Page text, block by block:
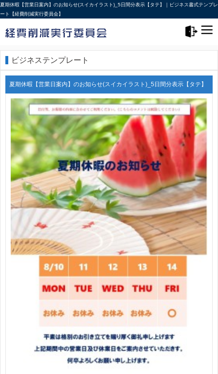
夏期休暇【営業日案内】のお知らせ(スイカイラスト)_5日間分表示【タテ】｜ビジネス書式テンプレ
ート【経費削減実行委員会】
ビジネステンプレート
夏期休暇【営業日案内】のお知らせ(スイカイラスト)_5日間分表示【タテ】